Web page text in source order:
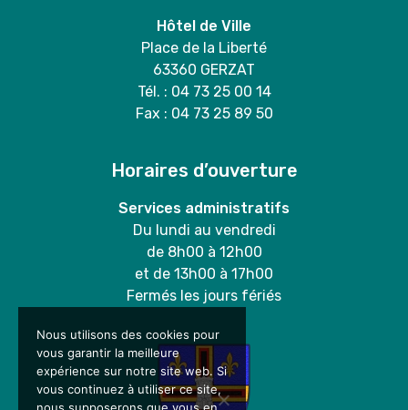
Hôtel de Ville
Place de la Liberté
63360 GERZAT
Tél. : 04 73 25 00 14
Fax : 04 73 25 89 50
Horaires d’ouverture
Services administratifs
Du lundi au vendredi
de 8h00 à 12h00
et de 13h00 à 17h00
Fermés les jours fériés
Nous utilisons des cookies pour
vous garantir la meilleure
expérience sur notre site web. Si
vous continuez à utiliser ce site,